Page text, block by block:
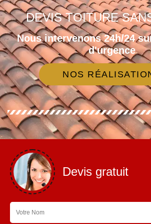
DEVIS TOITURE
Nous intervenons 24h/24
d'urgence
NOS
Devis gratuit